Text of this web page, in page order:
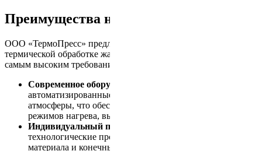
Преимущества наших услуг
ООО «ТермоПресс» предлагает комплексные решения по
термической обработке жаропрочных сплавов, отвечающие
самым высоким требованиям:
Современное оборудование:
автоматизированные печи с системой контроля
атмосферы, что обеспечивает точное соблюдение
режимов нагрева, выдержки и охлаждения.
Индивидуальный подход:
технологические процессы с учётом специфики вашего
материала и конечных требований изделия.